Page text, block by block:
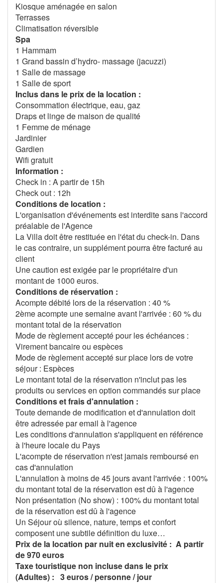
Kiosque aménagée en salon
Terrasses
Climatisation réversible
Spa
1 Hammam
1 Grand bassin d’hydro- massage (jacuzzi)
1 Salle de massage
1 Salle de sport
Inclus dans le prix de la location :
Consommation électrique, eau, gaz
Draps et linge de maison de qualité
1 Femme de ménage
Jardinier
Gardien
Wifi gratuit
Information :
Check in : A partir de 15h
Check out : 12h
Conditions de location :
L'organisation d'événements est interdite sans l'accord
préalable de l'Agence
La Villa doit être restituée en l'état du check-in. Dans
le cas contraire, un supplément pourra être facturé au
client
Une caution est exigée par le propriétaire d'un
montant de 1000 euros.
Conditions de réservation :
Acompte débité lors de la réservation : 40 %
2ème acompte une semaine avant l'arrivée : 60 % du
montant total de la réservation
Mode de règlement accepté pour les échéances :
Virement bancaire ou espèces
Mode de règlement accepté sur place lors de votre
séjour : Espèces
Le montant total de la réservation n'inclut pas les
produits ou services en option commandés sur place
Conditions et frais d'annulation :
Toute demande de modification et d'annulation doit
être adressée par email à l'agence
Les conditions d'annulation s'appliquent en référence
à l'heure locale du Pays
L'acompte de réservation n'est jamais remboursé en
cas d'annulation
L'annulation à moins de 45 jours avant l'arrivée : 100%
du montant total de la réservation est dû à l'agence
Non présentation (No show) : 100% du montant total
de la réservation est dû à l'agence
Un Séjour où silence, nature, temps et confort
composent une subtile définition du luxe…
Prix de la location par nuit en exclusivité : A partir
de 970 euros
Taxe touristique non incluse dans le prix
(Adultes) : 3 euros / personne / jour